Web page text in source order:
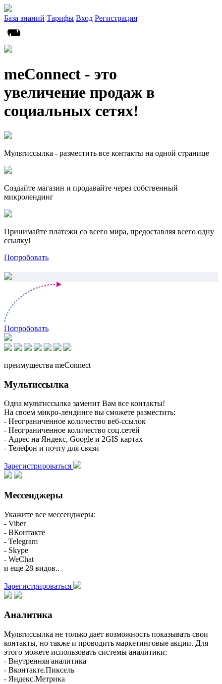
База знаний Тарифы Вход Регистрация
meConnect - это
увеличение продаж в
социальных сетях!
Мультиссылка - разместить все контакты на одной странице
Создайте магазин и продавайте через собственный
микролендинг
Принимайте платежи со всего мира, предоставляя всего одну
ссылку!
Попробовать
Попробовать
преимущества meConnect
Мультиссылка
Одна мультиссылка заменит Вам все контакты!
На своем микро-лендинге вы сможете разместить:
- Неограниченное количество веб-ссылок
- Неограниченное количество соц.сетей
- Адрес на Яндекс, Google и 2GIS картах
- Телефон и почту для связи
Зарегистрироваться
Мессенджеры
Укажите все мессенджеры:
- Viber
- ВКонтакте
- Telegram
- Skype
- WeChat
и еще 28 видов..
Зарегистрироваться
Аналитика
Мультиссылка не только дает возможность показывать свои
контакты, но также и проводить маркетинговые акции. Для
этого можете использовать системы аналитики:
- Внутренняя аналитика
- Вконтакте.Пиксель
- Яндекс.Метрика